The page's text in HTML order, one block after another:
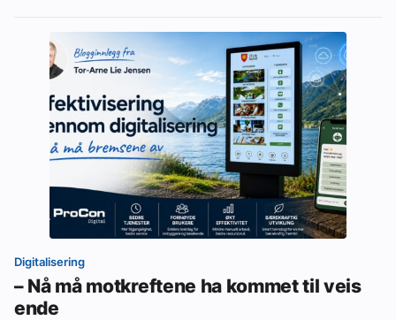
Digitalisering
– Nå må motkreftene ha kommet til veis
ende